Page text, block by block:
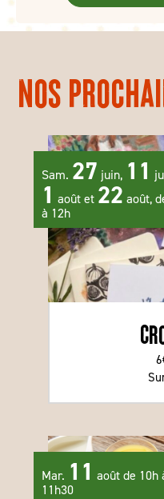
Nos
Sam. 27 juin, 11
1 août et 22 août,
à 12h
Mar. 11 août de 10h
11h30